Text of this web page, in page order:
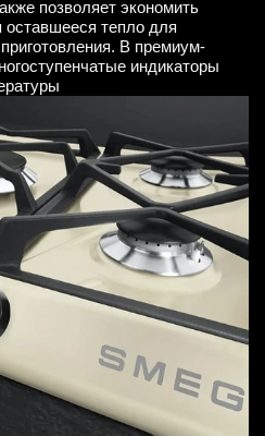
позволяет экономить
оставшееся тепло для
В премиум-
индикаторы